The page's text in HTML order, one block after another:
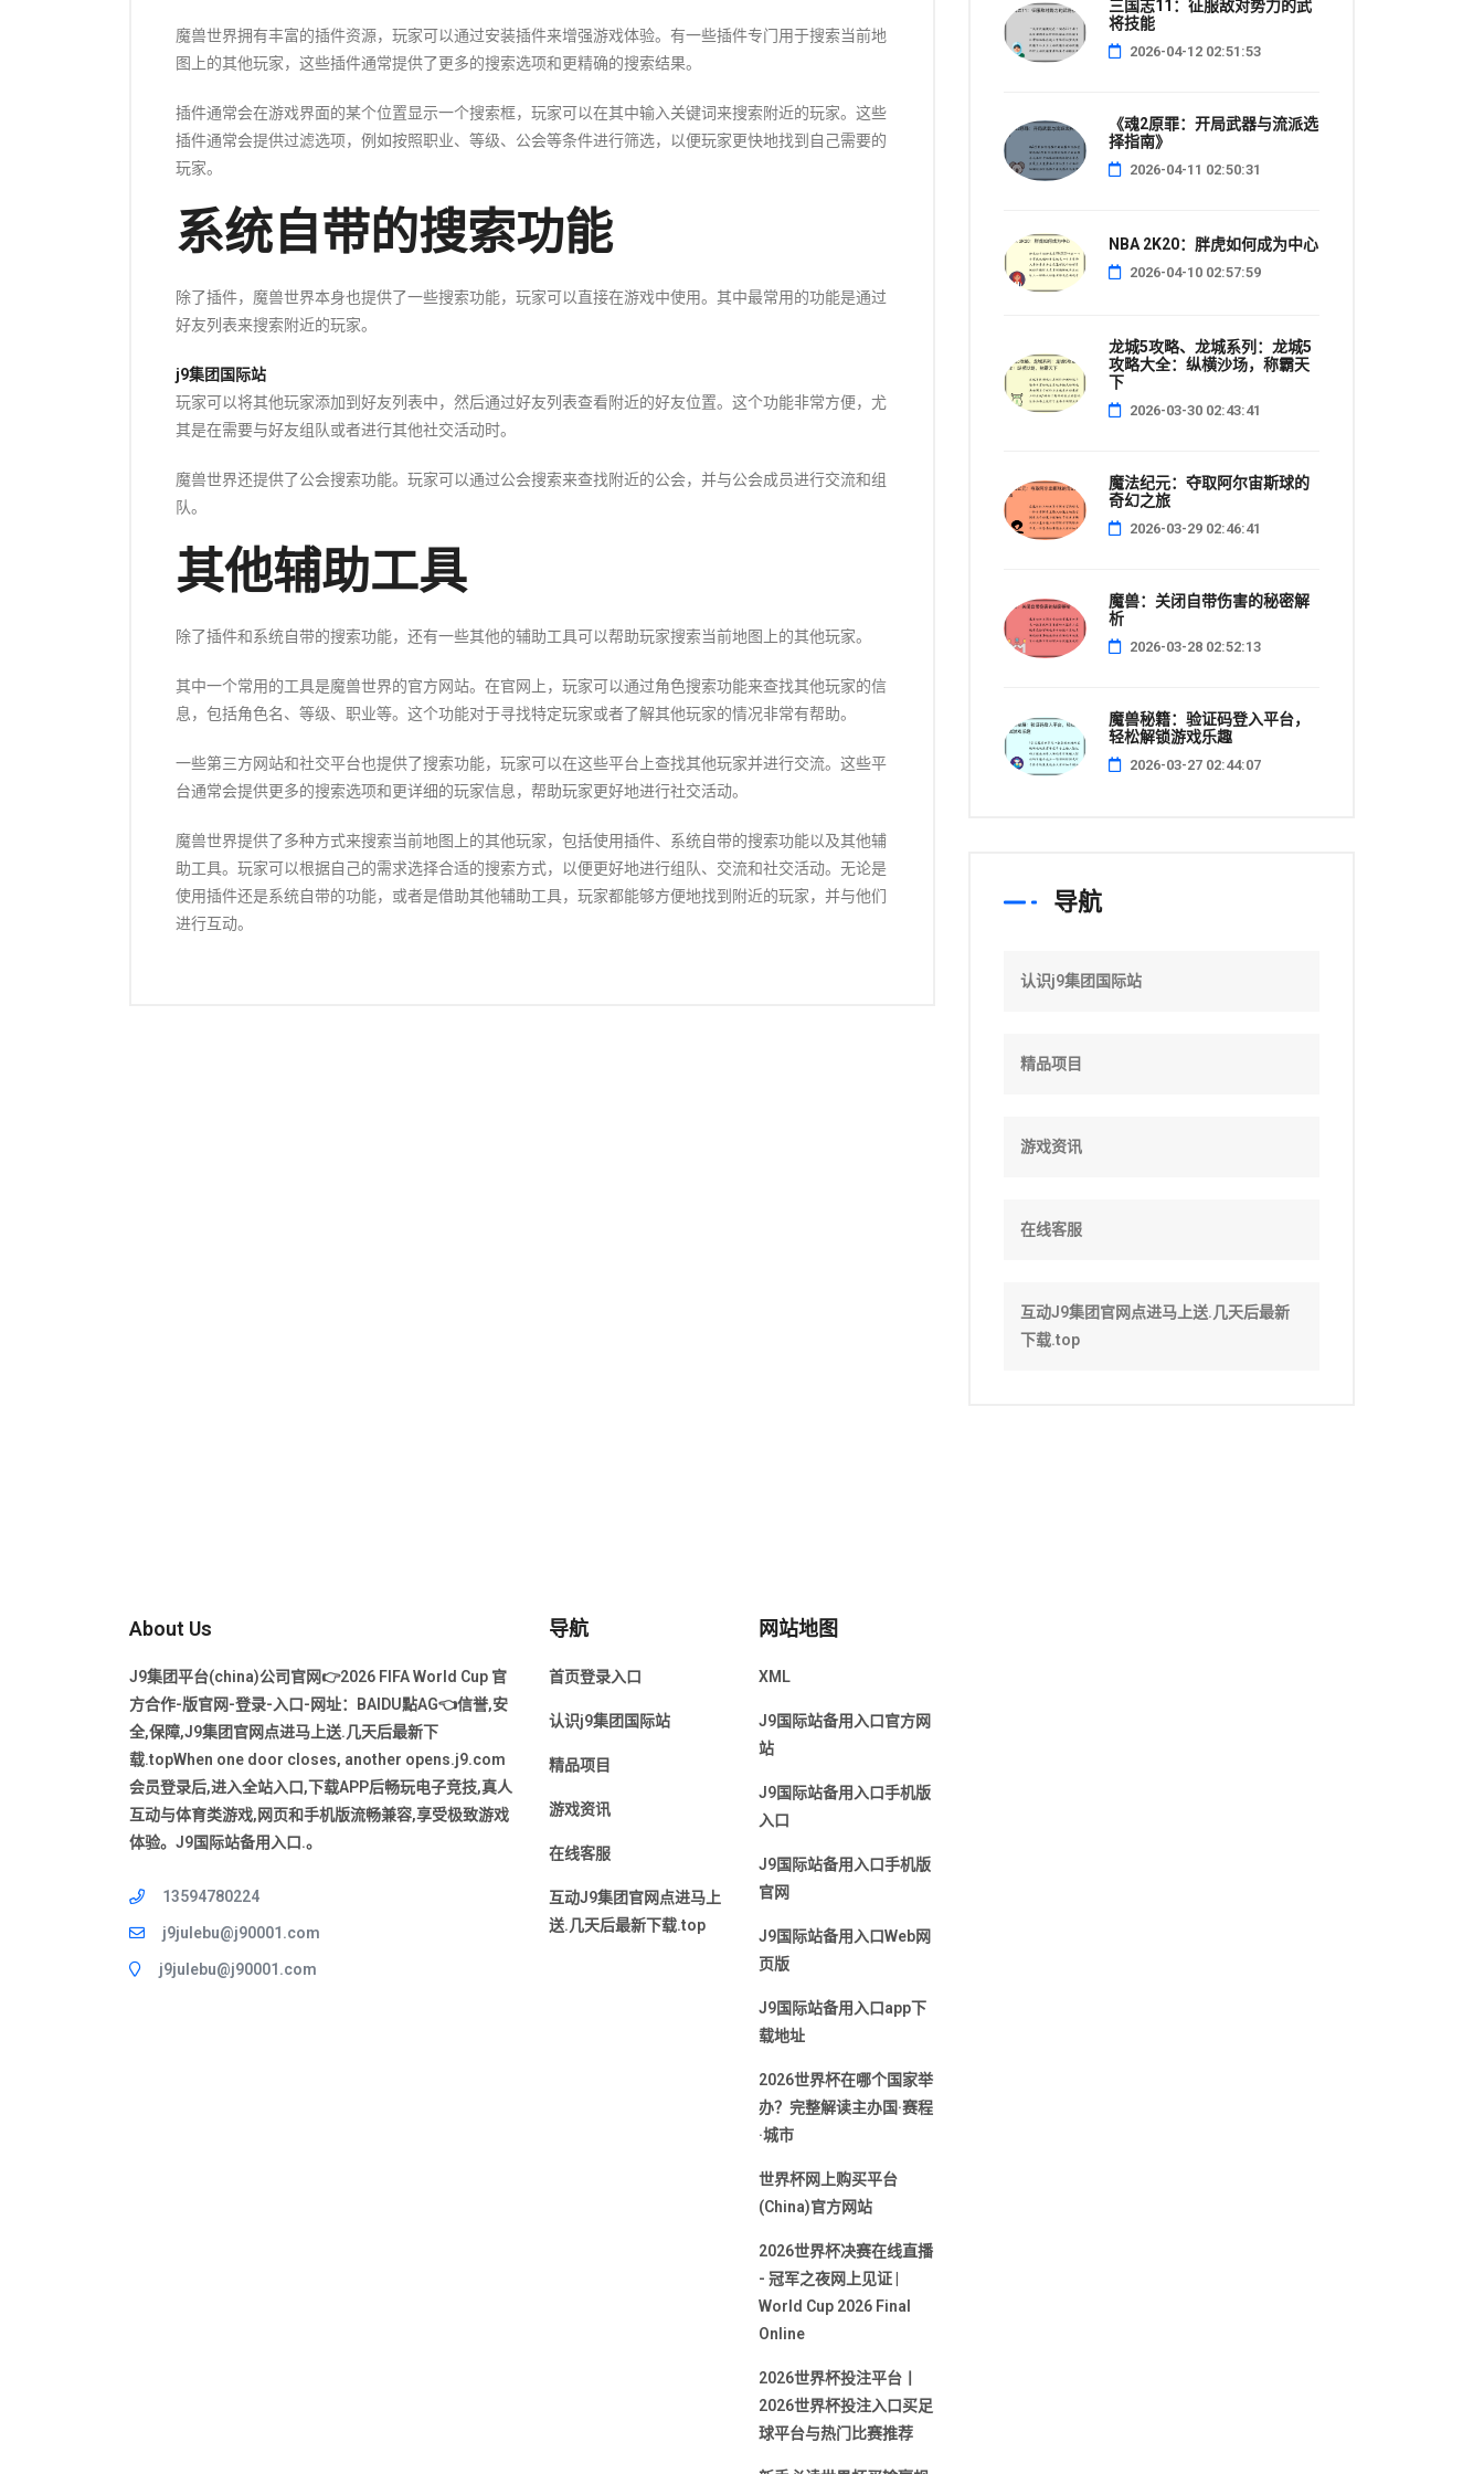
魔兽世界拥有丰富的插件资源，玩家可以通过安装插件来增强游戏体验。有一些插件专门用于搜索当前地
图上的其他玩家，这些插件通常提供了更多的搜索选项和更精确的搜索结果。
插件通常会在游戏界面的某个位置显示一个搜索框，玩家可以在其中输入关键词来搜索附近的玩家。这些
插件通常会提供过滤选项，例如按照职业、等级、公会等条件进行筛选，以便玩家更快地找到自己需要的
玩家。
系统自带的搜索功能
除了插件，魔兽世界本身也提供了一些搜索功能，玩家可以直接在游戏中使用。其中最常用的功能是通过
好友列表来搜索附近的玩家。
j9集团国际站
玩家可以将其他玩家添加到好友列表中，然后通过好友列表查看附近的好友位置。这个功能非常方便，尤
其是在需要与好友组队或者进行其他社交活动时。
魔兽世界还提供了公会搜索功能。玩家可以通过公会搜索来查找附近的公会，并与公会成员进行交流和组
队。
其他辅助工具
除了插件和系统自带的搜索功能，还有一些其他的辅助工具可以帮助玩家搜索当前地图上的其他玩家。
其中一个常用的工具是魔兽世界的官方网站。在官网上，玩家可以通过角色搜索功能来查找其他玩家的信
息，包括角色名、等级、职业等。这个功能对于寻找特定玩家或者了解其他玩家的情况非常有帮助。
一些第三方网站和社交平台也提供了搜索功能，玩家可以在这些平台上查找其他玩家并进行交流。这些平
台通常会提供更多的搜索选项和更详细的玩家信息，帮助玩家更好地进行社交活动。
魔兽世界提供了多种方式来搜索当前地图上的其他玩家，包括使用插件、系统自带的搜索功能以及其他辅
助工具。玩家可以根据自己的需求选择合适的搜索方式，以便更好地进行组队、交流和社交活动。无论是
使用插件还是系统自带的功能，或者是借助其他辅助工具，玩家都能够方便地找到附近的玩家，并与他们
进行互动。
三国志11：征服敌对势力的武
将技能
2026-04-12 02:51:53
《魂2原罪：开局武器与流派选
择指南》
2026-04-11 02:50:31
NBA 2K20：胖虎如何成为中心
2026-04-10 02:57:59
龙城5攻略、龙城系列：龙城5
攻略大全：纵横沙场，称霸天
下
2026-03-30 02:43:41
魔法纪元：夺取阿尔宙斯球的
奇幻之旅
2026-03-29 02:46:41
魔兽：关闭自带伤害的秘密解
析
2026-03-28 02:52:13
魔兽秘籍：验证码登入平台，
轻松解锁游戏乐趣
2026-03-27 02:44:07
导航
认识j9集团国际站
精品项目
游戏资讯
在线客服
互动J9集团官网点进马上送.几天后最新
下载.top
About Us
J9集团平台(china)公司官网👉2026 FIFA World Cup 官
方合作-版官网-登录-入口-网址：BAIDU點AG👈信誉,安
全,保障,J9集团官网点进马上送.几天后最新下
载.topWhen one door closes, another opens.j9.com
会员登录后,进入全站入口,下载APP后畅玩电子竞技,真人
互动与体育类游戏,网页和手机版流畅兼容,享受极致游戏
体验。J9国际站备用入口.。
13594780224
j9julebu@j90001.com
j9julebu@j90001.com
导航
首页登录入口
认识j9集团国际站
精品项目
游戏资讯
在线客服
互动J9集团官网点进马上
送.几天后最新下载.top
网站地图
XML
J9国际站备用入口官方网
站
J9国际站备用入口手机版
入口
J9国际站备用入口手机版
官网
J9国际站备用入口Web网
页版
J9国际站备用入口app下
载地址
2026世界杯在哪个国家举
办？完整解读主办国·赛程
·城市
世界杯网上购买平台
(China)官方网站
2026世界杯决赛在线直播
- 冠军之夜网上见证 |
World Cup 2026 Final
Online
2026世界杯投注平台丨
2026世界杯投注入口买足
球平台与热门比赛推荐